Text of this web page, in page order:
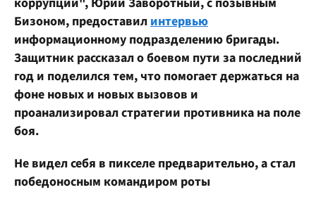
Бизоном, предоставил интервью
информационному подразделению бригады.
Защитник рассказал о боевом пути за последний
год и поделился тем, что помогает держаться на
фоне новых и новых вызовов и
проанализировал стратегии противника на поле
боя.
Не видел себя в пикселе предварительно, а стал
победоносным командиром роты